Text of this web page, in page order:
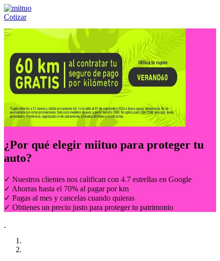
Cotizar
Llámanos al:(55) 84-21-05-00 ó
¿Por qué elegir miituo para proteger tu
auto?
✓ Nuestros clientes nos califican con 4.7 estrellas en Google
✓ Ahorras hasta el 70% al pagar por km
✓ Pagas al mes y cancelas cuando quieras
✓ Obtienes un precio justo para proteger tu patrimonio